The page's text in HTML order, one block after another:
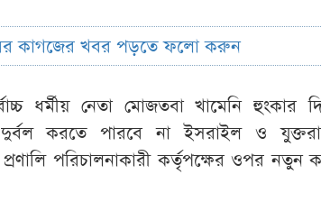
কাগজের খবর পড়তে ফলো করুন
ধর্মীয় নেতা মোজতবা খামেনি হুংকার
করতে পারবে না ইসরাইল ও
পরিচালনাকারী কর্তৃপক্ষের ওপর নতুন